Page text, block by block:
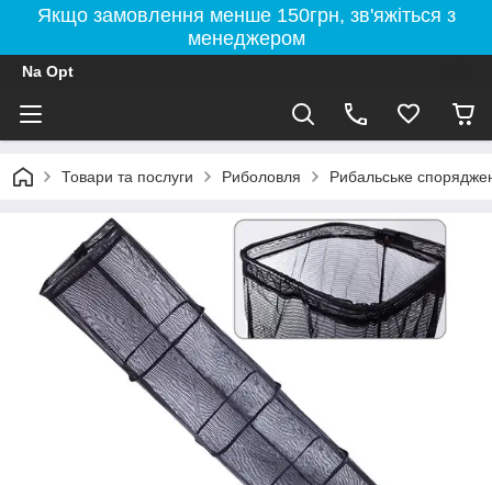
Якщо замовлення менше 150грн, зв'яжіться з
менеджером
Na Opt
Товари та послуги Риболовля Рибальське